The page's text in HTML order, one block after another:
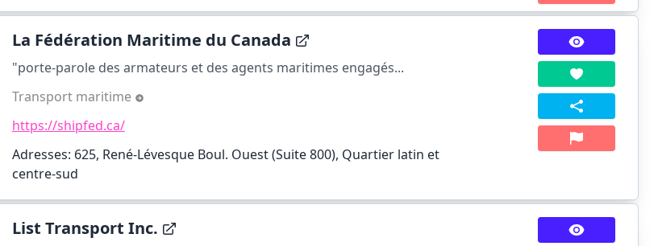
La Fédération Maritime du Canada
"porte-parole des armateurs et des agents maritimes engagés...
Transport maritime
https://shipfed.ca/
Adresses: 625, René-Lévesque Boul. Ouest (Suite 800), Quartier latin et
centre-sud
List Transport Inc.